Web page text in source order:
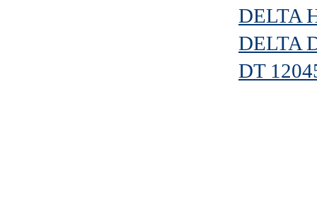
DELTA
DELTA
DT